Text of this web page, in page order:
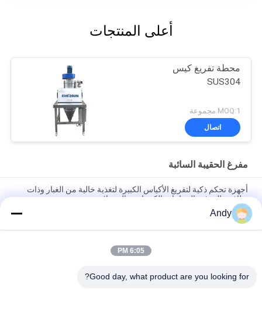
أعلى المنتجات
محطة تفريغ كيس
SUS304
MOQ:1 مجموعة
اتصال
مفرغ الحقيبة السائبة
أجهزة تحكم ذكية لتفريغ الأكياس الكبيرة لتغذية خالية من الغبار وذات
نظافة عالية في الصناعات الكيميائية والصيدلانية
بيئة تشغيل نظيفة وخالية من الغبار، أداة تفريغ أكياس كبيرة متخصصة
للغاية لمناولة المواد
أجهزة تفريغ الأكياس الكبيرة التي تضم محطة تغذية خالية من الغبار
Andy
6:05 PM
Good day, what product are you looking for?